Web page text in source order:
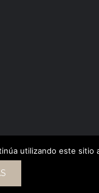
utilizando este sitio